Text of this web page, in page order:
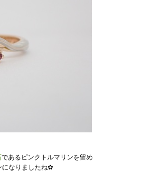
であるピンクトルマリンを留め
になりましたね✿